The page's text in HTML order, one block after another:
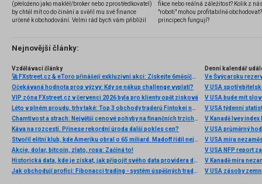
(přeloženo jako makléř/broker nebo zprostředkovatel)
by chtěl mít co do činění a svěřil mu své finance
určené k obchodování. Velmi rád bych vám přiblížil
několik příkladů nejznámějších z nich.
fikce nebo reálná záležitost? Kolik z
"roboti" mohou profitabilně
principech fungují?
Nejnovější články:
Vzdělávací články
🚀 FXstreet.cz & eToro přinášejí exkluzivní akci: Získejte 6měsíční členství ve VIP zóně ZDARMA
Očekávaná hodnota prop výzvy: Kdy se nákup challenge vyplatí?
VIP zóna FXstreet.cz v červenci 2026 byla pro klienty opět zisková
Léto v plném proudu, trhy také: Top 3 obchody traderů Fintokei na indexech a zlatě
Chamtivost a strach: Největší cenové pohyby na finančních trzích (červenec 2026)
Káva na rozcestí. Přinese rekordní úroda další pokles cen?
Stvořil elitní klub, kde Ameriku obral o 65 miliard. Madoff řídil největší Ponzi dějin
Akcie, dolar, bitcoin, zlato, ropa: Začíná to!
Historická data, kde je získat, jak připojit svého data providera do MultiCharts a proč je budeme potřebovat? (4. díl)
Jak obchodují profíci: Fibonacci trading - systém úspěšných traderů
Denní kalendář
Ve Švýcarsku
V USA
V USA bude mít
V USA týdenní
V Kanadě Ivey index
V USA průměrný
V USA míra
V USA NFP report
V Kanadě míra
V USA zásoby